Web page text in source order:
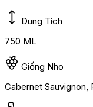
Dung Tích
750 ML
Giống Nho
Cabernet Sauvignon,